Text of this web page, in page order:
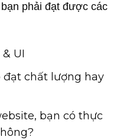
phải đạt được các
UI
đạt chất lượng hay
bạn có thực